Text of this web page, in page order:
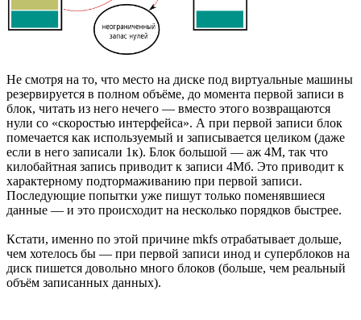
Не смотря на то, что место на диске под виртуальные машины
резервируется в полном объёме, до момента первой записи в
блок, читать из него нечего — вместо этого возвращаются
нули со «скоростью интерфейса». А при первой записи блок
помечается как используемый и записывается целиком (даже
если в него записали 1к). Блок большой — аж 4М, так что
килобайтная запись приводит к записи 4Мб. Это приводит к
характерному подтормаживанию при первой записи.
Последующие попытки уже пишут только поменявшиеся
данные — и это происходит на несколько порядков быстрее.
Кстати, именно по этой причине mkfs отрабатывает дольше,
чем хотелось бы — при первой записи инод и суперблоков на
диск пишется довольно много блоков (больше, чем реальный
объём записанных данных).